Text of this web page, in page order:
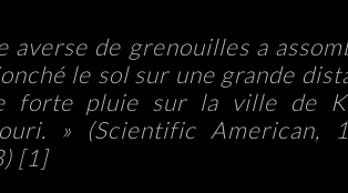
averse de grenouilles a
le sol sur une grande
forte pluie sur la ville de
» (Scientific American,
[1]